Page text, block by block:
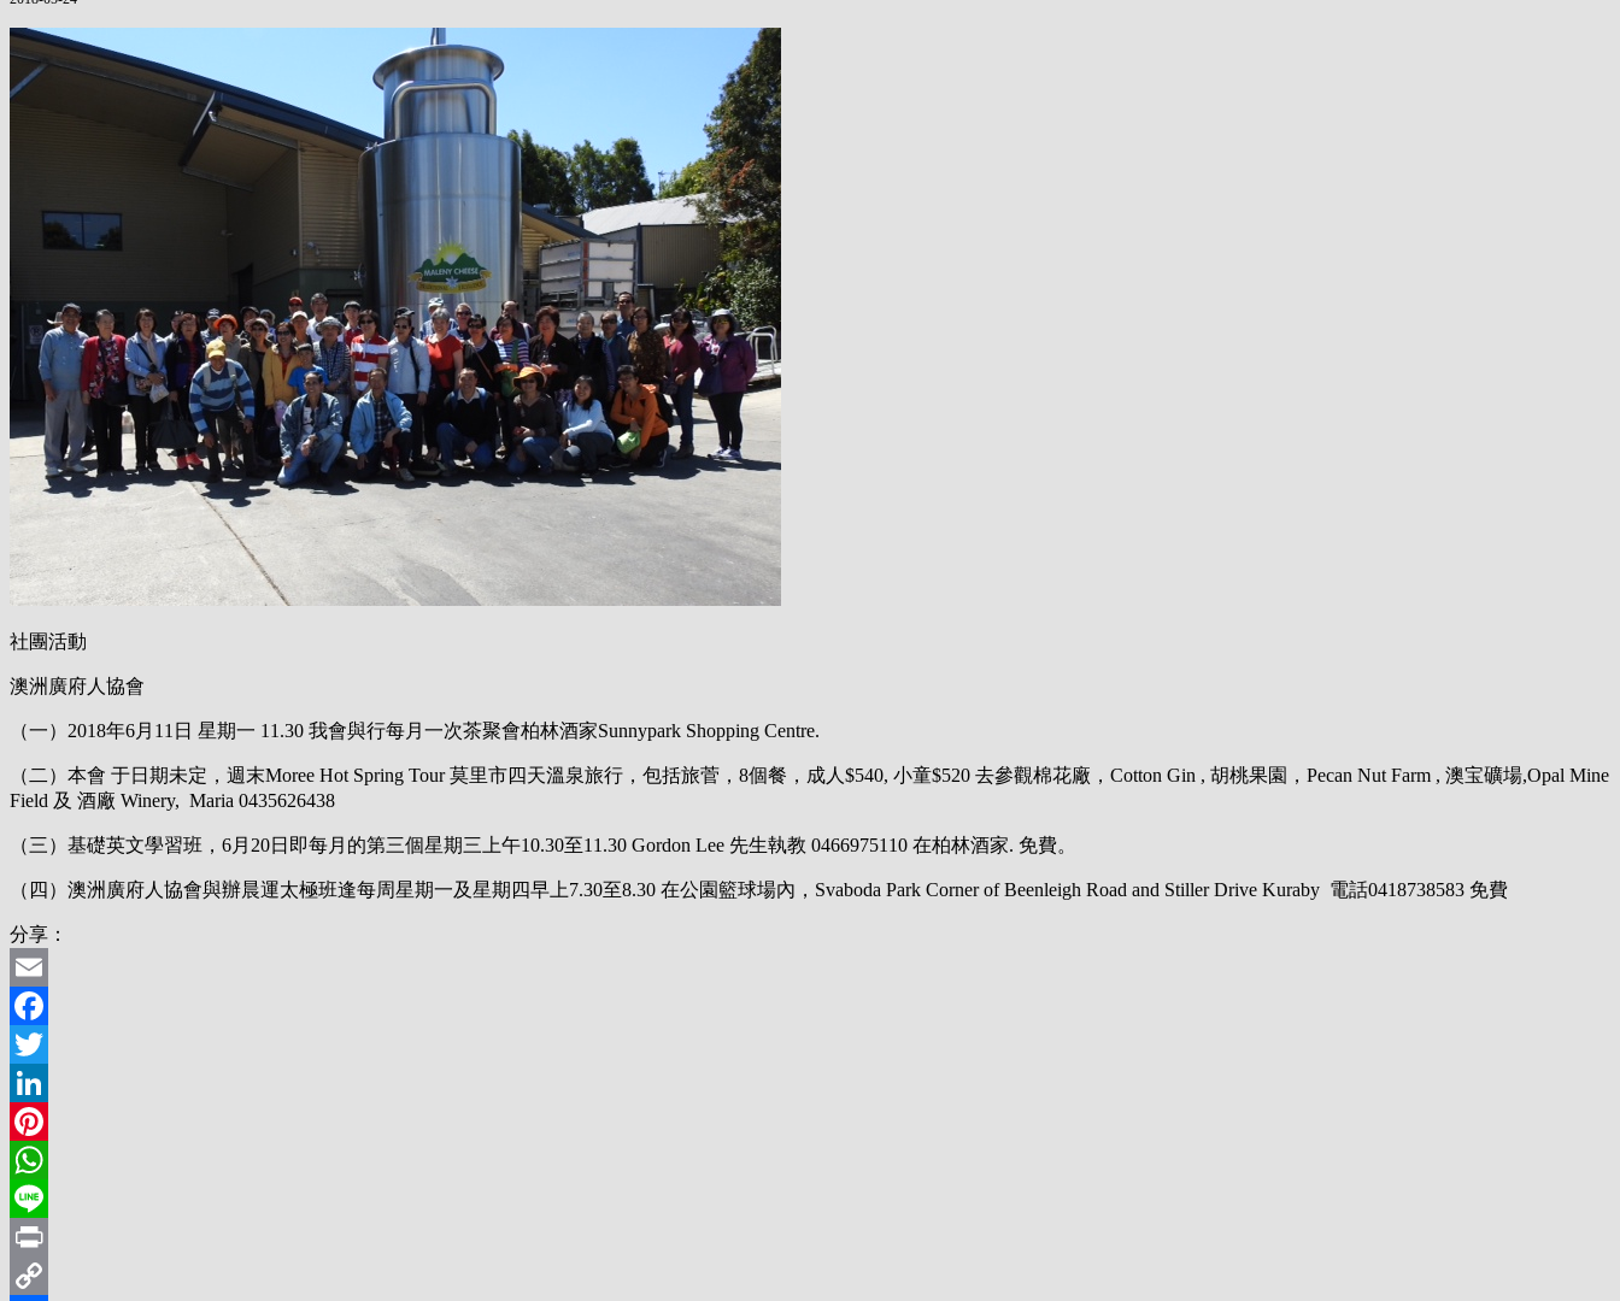
社團活動
澳洲廣府人協會
（一） 2018年6月 11 日 星期一 11.30 我會與行每月一次茶聚會柏林酒家Sunnypark Shopping Centre.
（二）本會 于日期未定，週末Moree Hot Spring Tour莫里市四天溫泉旅行，包括旅菅， 8個餐，成人 $540, 小童$520 去參觀棉花廠， Cotton Gin , 胡桃果園， Pecan Nut Farm , 澳宝礦場,Opal Mine
Field 及 酒廠 Winery, Maria 0435626438
（三）基礎英文學習班， 6月 20日即每月的第三個星期三上午10.30至11.30 Gordon Lee 先生執教 0466975110 在柏林酒家. 免費。
（四）澳洲廣府人協會與辦晨運太極班逢每周星期一及星期四早上7.30至8.30 在公園籃球場內， Svaboda Park Corner ofBeenleigh Road and Stiller Drive Kuraby 電話0418738583 免費
分享：
Email
Facebook
Twitter
LinkedIn
Pinterest
WhatsApp
Line
Print